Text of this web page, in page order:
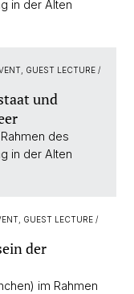
in der Alten
GUEST LECTURE /
und
des
in der Alten
GUEST LECTURE /
der
im Rahmen